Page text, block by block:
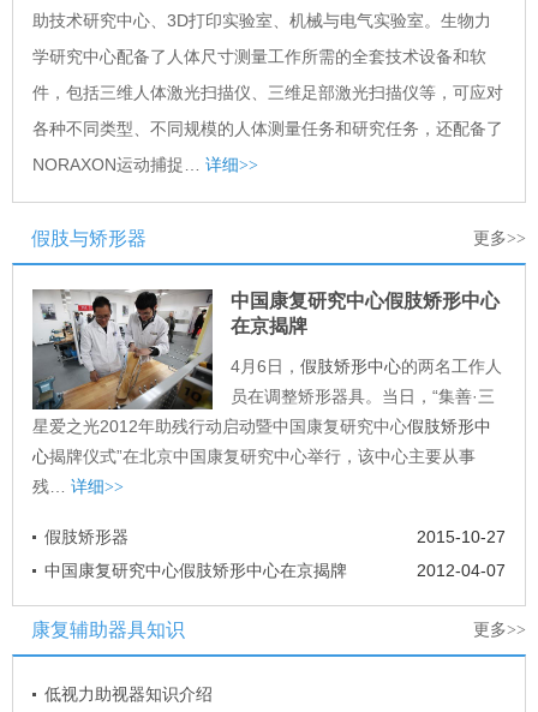
助技术研究中心、3D打印实验室、机械与电气实验室。生物力
学研究中心配备了人体尺寸测量工作所需的全套技术设备和软
件，包括三维人体激光扫描仪、三维足部激光扫描仪等，可应对
各种不同类型、不同规模的人体测量任务和研究任务，还配备了
NORAXON运动捕捉… 详细>>
更多>>
假肢与矫形器
中国康复研究中心假肢矫形中心
在京揭牌
4月6日， 假肢矫形中心的两名工作人
员在调整矫形器具。当日，“集善·三
星爱之光2012年助残行动启动暨中国康复研究中心假肢矫形中
心揭牌仪式”在北京中国康复研究中心举行，该中心主要从事
残… 详细>>
2015-10-27
假肢矫形器
2012-04-07
中国康复研究中心假肢矫形中心在京揭牌
更多>>
康复辅助器具知识
低视力助视器知识介绍